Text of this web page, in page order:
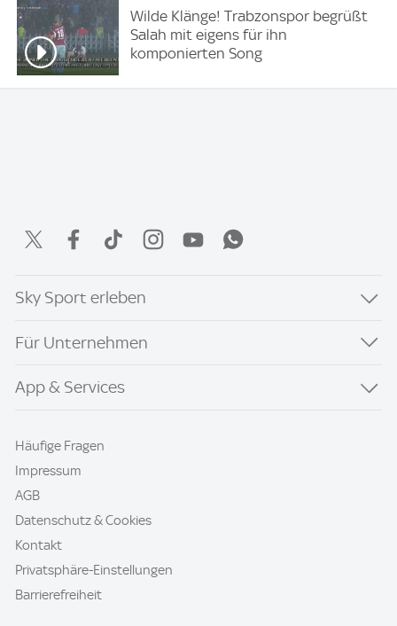
Wilde Klänge! Trabzonspor begrüßt
Salah mit eigens für ihn
komponierten Song
Sky Sport erleben
Für Unternehmen
App & Services
Häufige Fragen
Impressum
AGB
Datenschutz & Cookies
Kontakt
Privatsphäre-Einstellungen
Barrierefreiheit